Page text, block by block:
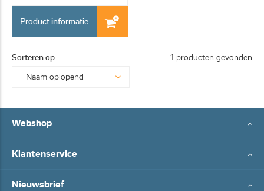
Product informatie
Sorteren op 1 producten gevonden
Webshop
Klantenservice
Nieuwsbrief